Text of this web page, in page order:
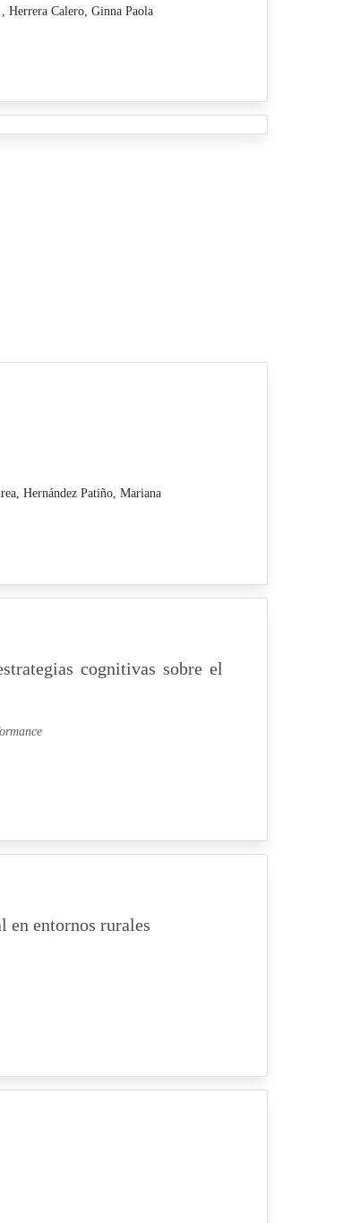
Herrera Calero, Ginna Paola
Hernández Patiño, Mariana
cognitivas sobre el
en entornos rurales